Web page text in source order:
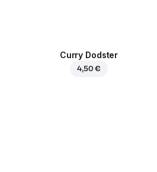
Curry Dodster
4,50 €